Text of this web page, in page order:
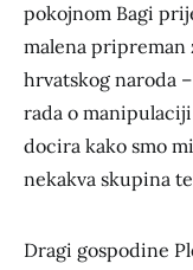
pokojnom Bagi
malena pripreman
hrvatskog naroda
rada o
docira kako smo
nekakva skupina
Dragi gospodine